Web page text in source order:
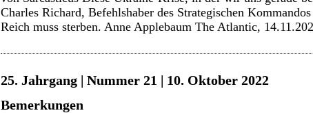
Charles Richard, Befehlshaber des Strategischen
Reich muss sterben. Anne Applebaum The Atlantic,
25. Jahrgang | Nummer 21 | 10. Oktober 2022
Bemerkungen